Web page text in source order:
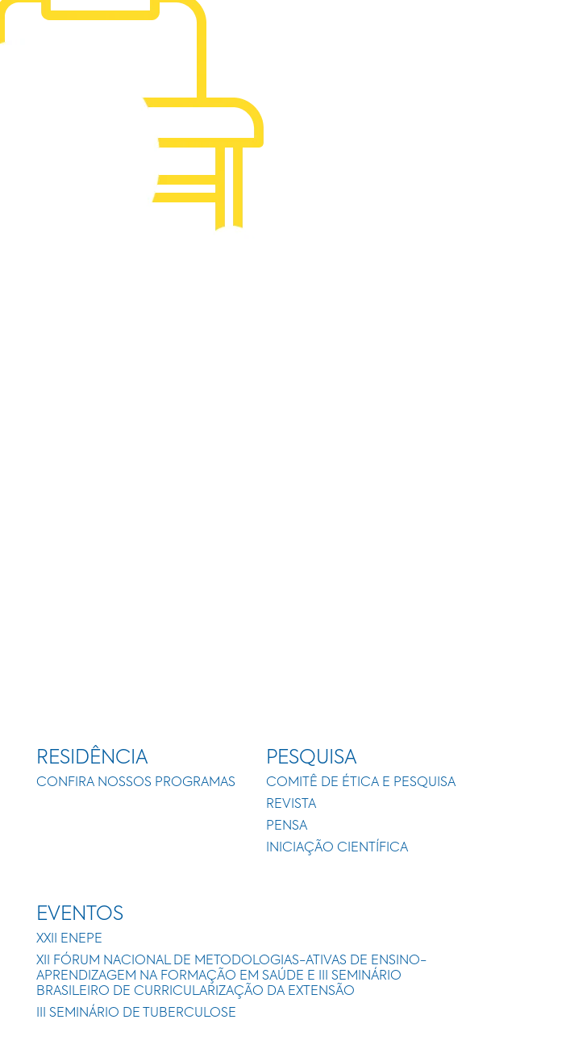
RESIDÊNCIA
CONFIRA NOSSOS PROGRAMAS
PESQUISA
COMITÊ DE ÉTICA E PESQUISA
REVISTA
PENSA
INICIAÇÃO CIENTÍFICA
EVENTOS
XXII ENEPE
XII FÓRUM NACIONAL DE METODOLOGIAS-ATIVAS DE ENSINO-
APRENDIZAGEM NA FORMAÇÃO EM SAÚDE E III SEMINÁRIO
BRASILEIRO DE CURRICULARIZAÇÃO DA EXTENSÃO
III SEMINÁRIO DE TUBERCULOSE